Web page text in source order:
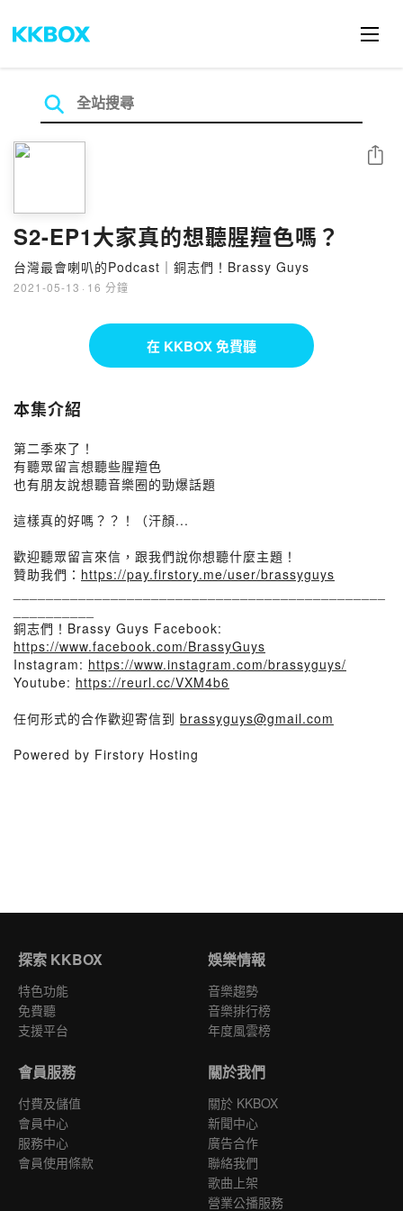
S2-EP1大家真的想聽腥羶色嗎？
台灣最會喇叭的Podcast｜銅志們！Brassy Guys
2021-05-13 · 16 分鐘
分享
在 KKBOX 免費聽
本集介紹
第二季來了！
有聽眾留言想聽些腥羶色
也有朋友說想聽音樂圈的勁爆話題
這樣真的好嗎？？！（汗顏...
歡迎聽眾留言來信，跟我們說你想聽什麼主題！
贊助我們： https://pay.firstory.me/user/brassyguys
銅志們！Brassy Guys Facebook:
https://www.facebook.com/BrassyGuys
Instagram: https://www.instagram.com/brassyguys/
Youtube: https://reurl.cc/VXM4b6
任何形式的合作歡迎寄信到 brassyguys@gmail.com
Powered by Firstory Hosting
探索 KKBOX
特色功能
免費聽
支援平台
娛樂情報
音樂趨勢
音樂排行榜
年度風雲榜
會員服務
付費及儲值
會員中心
服務中心
會員使用條款
關於我們
關於 KKBOX
新聞中心
廣告合作
聯絡我們
歌曲上架
營業公播服務